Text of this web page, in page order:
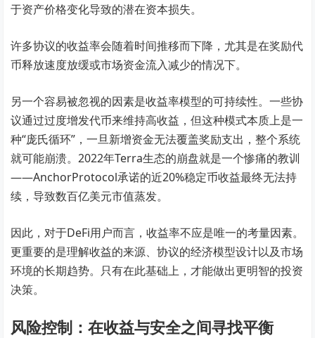
于资产价格变化导致的潜在资本损失。
许多协议的收益率会随着时间推移而下降，尤其是在奖励代
币释放速度放缓或市场资金流入减少的情况下。
另一个容易被忽视的因素是收益率模型的可持续性。一些协
议通过过度增发代币来维持高收益，但这种模式本质上是一
种“庞氏循环”，一旦新增资金无法覆盖奖励支出，整个系统
就可能崩溃。2022年Terra生态的崩盘就是一个惨痛的教训
——AnchorProtocol承诺的近20%稳定币收益最终无法持
续，导致数百亿美元市值蒸发。
因此，对于DeFi用户而言，收益率不应是唯一的考量因素。
更重要的是理解收益的来源、协议的经济模型设计以及市场
环境的长期趋势。只有在此基础上，才能做出更明智的投资
决策。
风险控制：在收益与安全之间寻找平衡